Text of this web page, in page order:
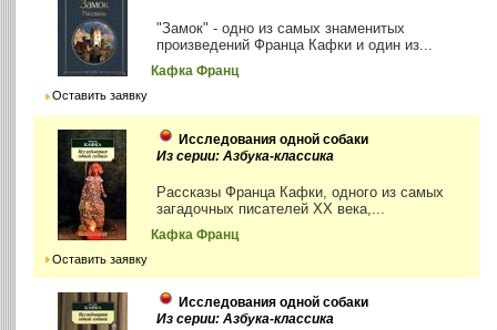
"Замок" - одно из самых знаменитых
произведений Франца Кафки и один из...
Кафка Франц
Оставить заявку
Исследования одной собаки
Из серии: Азбука-классика
Рассказы Франца Кафки, одного из самых
загадочных писателей ХХ века,...
Кафка Франц
Оставить заявку
Исследования одной собаки
Из серии: Азбука-классика